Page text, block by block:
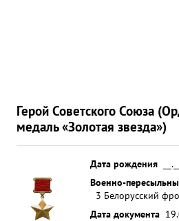
Герой Советского Союза
медаль «Золотая звезда»)
Дата рождения
Военно-
3 Белорусский
Дата документа